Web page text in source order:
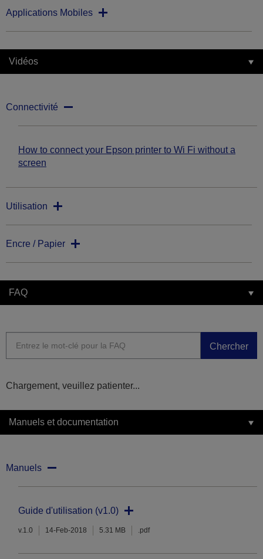
Applications Mobiles
Vidéos
Connectivité
How to connect your Epson printer to Wi Fi without a
screen
Utilisation
Encre / Papier
FAQ
Chercher
Chargement, veuillez patienter...
Manuels et documentation
Manuels
Guide d'utilisation (v1.0)
v.1.0 14-Feb-2018 5.31 MB .pdf